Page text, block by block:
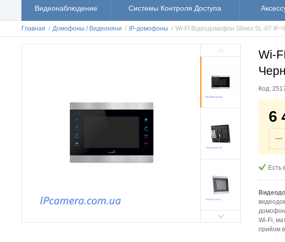
Видеонаблюдение Системы Контроля Доступа
Главная / Домофоны / Видеоняни / IP-домофоны / Wi-FI Відеодомофон Slinex SL-07 IP-
Wi-
Код:
6
Есть
Wi-Fi,
прийом